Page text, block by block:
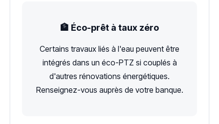
🏦 Éco-prêt à taux zéro
Certains travaux liés à l'eau peuvent être
intégrés dans un éco-PTZ si couplés à
d'autres rénovations énergétiques.
Renseignez-vous auprès de votre banque.